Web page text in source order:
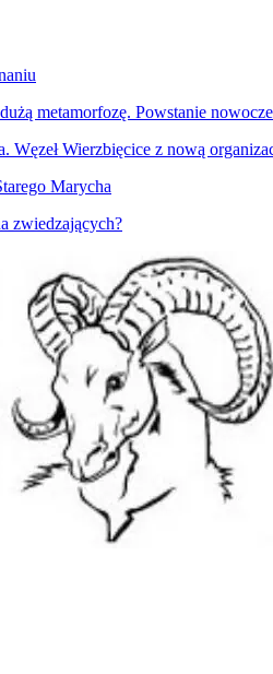
metamorfozę. Powstanie
Węzeł Wierzbięcice z nową
Marycha
zwiedzających?